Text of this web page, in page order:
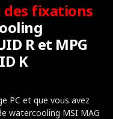
des fixations
R et MPG
K
PC et que vous avez
watercooling MSI MAG